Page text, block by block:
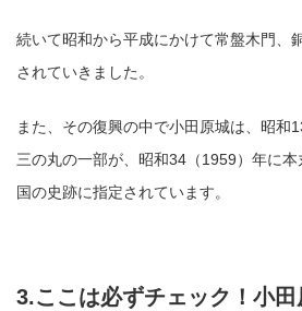
続いて昭和から平成にかけて常盤木門、
されていきました。
また、その復興の中で小田原城は、昭和
三の丸の一部が、昭和34（1959）年に
国の史跡に指定されています。
3.ここは必ずチェック！小